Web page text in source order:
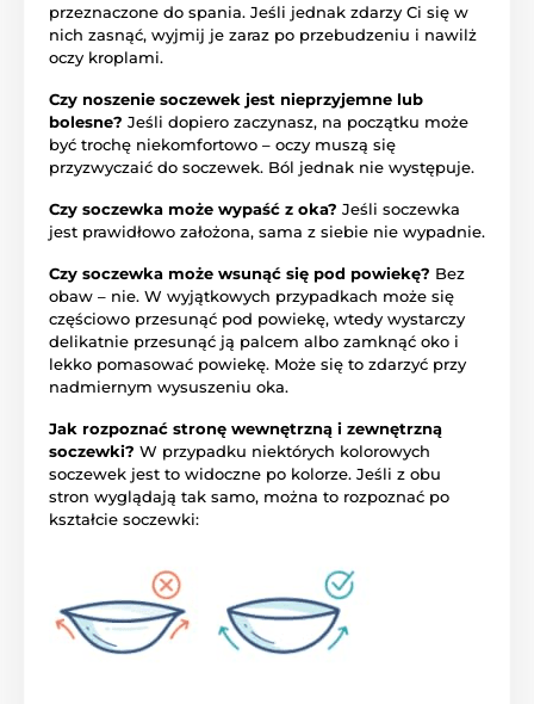
przeznaczone do spania. Jeśli jednak zdarzy Ci się w
nich zasnąć, wyjmij je zaraz po przebudzeniu i nawilż
oczy kroplami.
Czy noszenie soczewek jest nieprzyjemne lub
bolesne? Jeśli dopiero zaczynasz, na początku może
być trochę niekomfortowo – oczy muszą się
przyzwyczaić do soczewek. Ból jednak nie występuje.
Czy soczewka może wypaść z oka? Jeśli soczewka
jest prawidłowo założona, sama z siebie nie wypadnie.
Czy soczewka może wsunąć się pod powiekę? Bez
obaw – nie. W wyjątkowych przypadkach może się
częściowo przesunąć pod powiekę, wtedy wystarczy
delikatnie przesunąć ją palcem albo zamknąć oko i
lekko pomasować powiekę. Może się to zdarzyć przy
nadmiernym wysuszeniu oka.
Jak rozpoznać stronę wewnętrzną i zewnętrzną
soczewki? W przypadku niektórych kolorowych
soczewek jest to widoczne po kolorze. Jeśli z obu
stron wyglądają tak samo, można to rozpoznać po
kształcie soczewki: